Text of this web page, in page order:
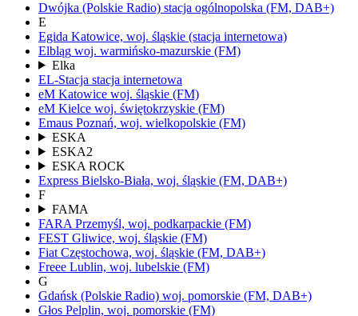
Dwójka (Polskie Radio) stacja ogólnopolska (FM, DAB+)
E
Egida Katowice, woj. śląskie (stacja internetowa)
Elbląg woj. warmińsko-mazurskie (FM)
Elka
EL-Stacja stacja internetowa
eM Katowice woj. śląskie (FM)
eM Kielce woj. świętokrzyskie (FM)
Emaus Poznań, woj. wielkopolskie (FM)
ESKA
ESKA2
ESKA ROCK
Express Bielsko-Biała, woj. śląskie (FM, DAB+)
F
FAMA
FARA Przemyśl, woj. podkarpackie (FM)
FEST Gliwice, woj. śląskie (FM)
Fiat Częstochowa, woj. śląskie (FM, DAB+)
Freee Lublin, woj. lubelskie (FM)
G
Gdańsk (Polskie Radio) woj. pomorskie (FM, DAB+)
Głos Pelplin, woj. pomorskie (FM)